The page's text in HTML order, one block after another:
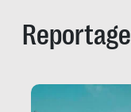
Reportage